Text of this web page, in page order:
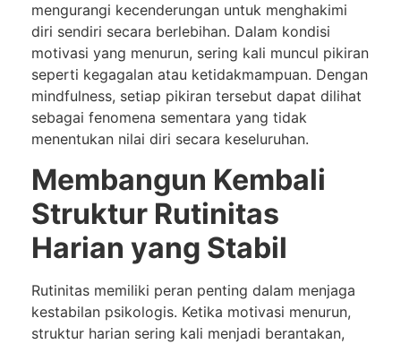
mengurangi kecenderungan untuk menghakimi
diri sendiri secara berlebihan. Dalam kondisi
motivasi yang menurun, sering kali muncul pikiran
seperti kegagalan atau ketidakmampuan. Dengan
mindfulness, setiap pikiran tersebut dapat dilihat
sebagai fenomena sementara yang tidak
menentukan nilai diri secara keseluruhan.
Membangun Kembali
Struktur Rutinitas
Harian yang Stabil
Rutinitas memiliki peran penting dalam menjaga
kestabilan psikologis. Ketika motivasi menurun,
struktur harian sering kali menjadi berantakan,